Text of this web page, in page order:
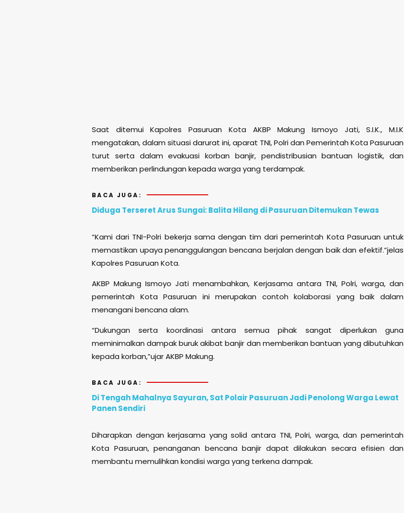
Saat ditemui Kapolres Pasuruan Kota AKBP Makung Ismoyo Jati, S.I.K., M.I.K
mengatakan, dalam situasi darurat ini, aparat TNI, Polri dan Pemerintah Kota Pasuruan
turut serta dalam evakuasi korban banjir, pendistribusian bantuan logistik, dan
memberikan perlindungan kepada warga yang terdampak.
BACA JUGA:
Diduga Terseret Arus Sungai: Balita Hilang di Pasuruan Ditemukan Tewas
“Kami dari TNI-Polri bekerja sama dengan tim dari pemerintah Kota Pasuruan untuk
memastikan upaya penanggulangan bencana berjalan dengan baik dan efektif.”jelas
Kapolres Pasuruan Kota.
AKBP Makung Ismoyo Jati menambahkan, Kerjasama antara TNI, Polri, warga, dan
pemerintah Kota Pasuruan ini merupakan contoh kolaborasi yang baik dalam
menangani bencana alam.
“Dukungan serta koordinasi antara semua pihak sangat diperlukan guna
meminimalkan dampak buruk akibat banjir dan memberikan bantuan yang dibutuhkan
kepada korban,”ujar AKBP Makung.
BACA JUGA:
Di Tengah Mahalnya Sayuran, Sat Polair Pasuruan Jadi Penolong Warga Lewat
Panen Sendiri
Diharapkan dengan kerjasama yang solid antara TNI, Polri, warga, dan pemerintah
Kota Pasuruan, penanganan bencana banjir dapat dilakukan secara efisien dan
membantu memulihkan kondisi warga yang terkena dampak.